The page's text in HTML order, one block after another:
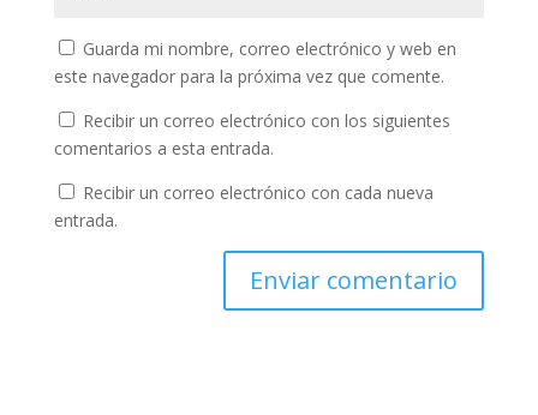
Guarda mi nombre, correo electrónico y web en
este navegador para la próxima vez que comente.
Recibir un correo electrónico con los siguientes
comentarios a esta entrada.
Recibir un correo electrónico con cada nueva
entrada.